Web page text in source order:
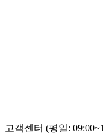
고객센터 (평일: